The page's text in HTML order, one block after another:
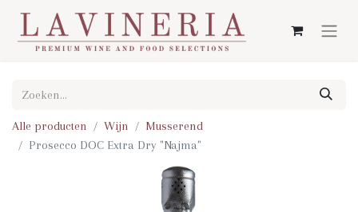
Alle producten Wijn
Musserend
Prosecco DOC Extra Dry "Najma"